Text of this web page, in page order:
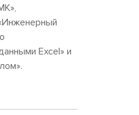
Excel» и